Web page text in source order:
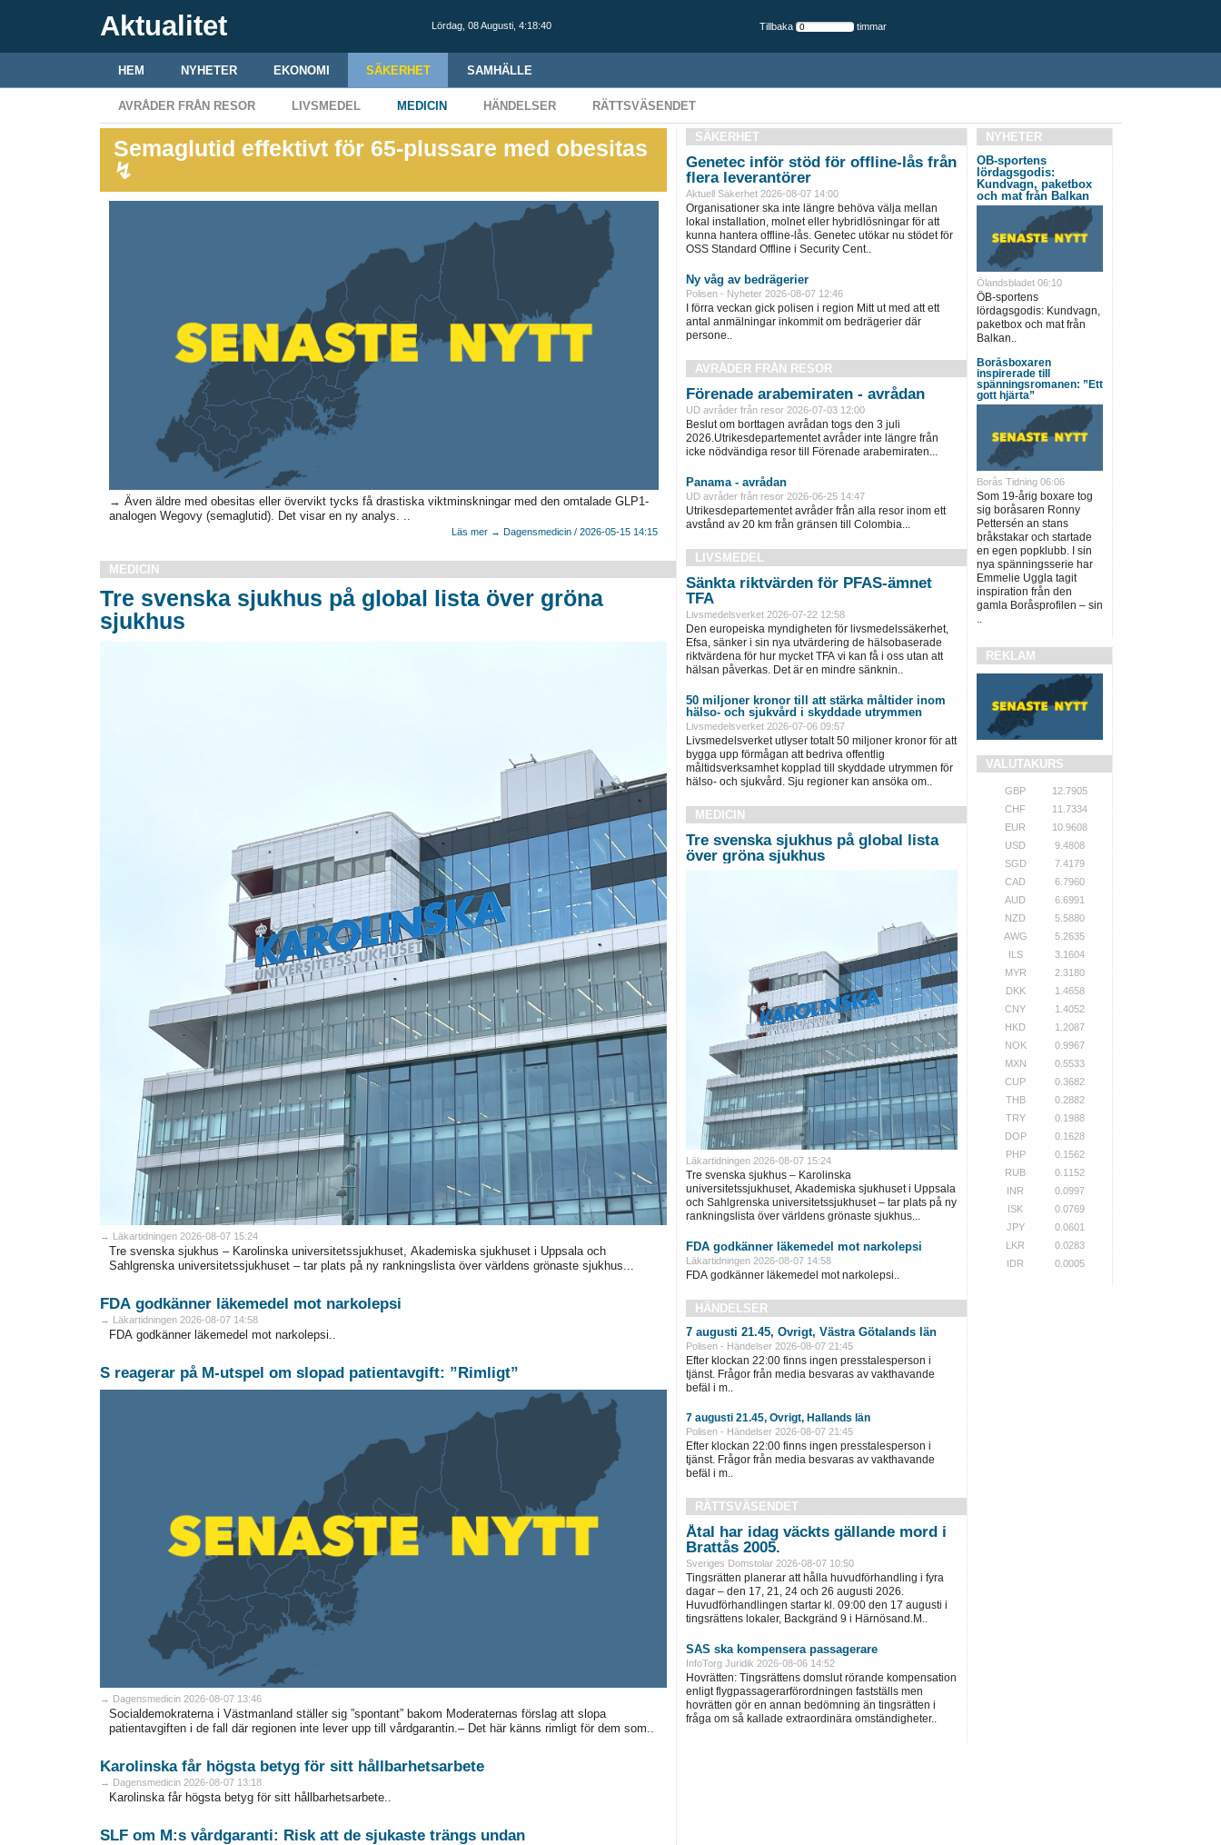
Aktualitet Lördag, 08 Augusti, 4:18:41 Tillbaka timmar
HEM NYHETER EKONOMI SÄKERHET SAMHÄLLE
AVRÅDER FRÅN RESOR LIVSMEDEL MEDICIN HÄNDELSER RÄTTSVÄSENDET
Semaglutid effektivt för 65-plussare med obesitas
↯
→ Även äldre med obesitas eller övervikt tycks få drastiska viktminskningar med den omtalade GLP1-
analogen Wegovy (semaglutid). Det visar en ny analys. ..
Läs mer → Dagensmedicin / 2026-05-15 14:15
MEDICIN
Tre svenska sjukhus på global lista över gröna
sjukhus
→ Läkartidningen 2026-08-07 15:24
Tre svenska sjukhus – Karolinska universitetssjukhuset, Akademiska sjukhuset i Uppsala och
Sahlgrenska universitetssjukhuset – tar plats på ny rankningslista över världens grönaste sjukhus...
FDA godkänner läkemedel mot narkolepsi
→ Läkartidningen 2026-08-07 14:58
FDA godkänner läkemedel mot narkolepsi..
S reagerar på M-utspel om slopad patientavgift: ”Rimligt”
→ Dagensmedicin 2026-08-07 13:46
Socialdemokraterna i Västmanland ställer sig ”spontant” bakom Moderaternas förslag att slopa
patientavgiften i de fall där regionen inte lever upp till vårdgarantin.– Det här känns rimligt för dem som..
Karolinska får högsta betyg för sitt hållbarhetsarbete
→ Dagensmedicin 2026-08-07 13:18
Karolinska får högsta betyg för sitt hållbarhetsarbete..
SLF om M:s vårdgaranti: Risk att de sjukaste trängs undan
SÄKERHET
Genetec inför stöd för offline-lås från
flera leverantörer
Aktuell Säkerhet 2026-08-07 14:00
Organisationer ska inte längre behöva välja mellan
lokal installation, molnet eller hybridlösningar för att
kunna hantera offline-lås. Genetec utökar nu stödet för
OSS Standard Offline i Security Cent..
Ny våg av bedrägerier
Polisen - Nyheter 2026-08-07 12:46
I förra veckan gick polisen i region Mitt ut med att ett
antal anmälningar inkommit om bedrägerier där
persone..
AVRÅDER FRÅN RESOR
Förenade arabemiraten - avrådan
UD avråder från resor 2026-07-03 12:00
Beslut om borttagen avrådan togs den 3 juli
2026.Utrikesdepartementet avråder inte längre från
icke nödvändiga resor till Förenade arabemiraten...
Panama - avrådan
UD avråder från resor 2026-06-25 14:47
Utrikesdepartementet avråder från alla resor inom ett
avstånd av 20 km från gränsen till Colombia...
LIVSMEDEL
Sänkta riktvärden för PFAS-ämnet
TFA
Livsmedelsverket 2026-07-22 12:58
Den europeiska myndigheten för livsmedelssäkerhet,
Efsa, sänker i sin nya utvärdering de hälsobaserade
riktvärdena för hur mycket TFA vi kan få i oss utan att
hälsan påverkas. Det är en mindre sänknin..
50 miljoner kronor till att stärka måltider inom
hälso- och sjukvård i skyddade utrymmen
Livsmedelsverket 2026-07-06 09:57
Livsmedelsverket utlyser totalt 50 miljoner kronor för att
bygga upp förmågan att bedriva offentlig
måltidsverksamhet kopplad till skyddade utrymmen för
hälso- och sjukvård. Sju regioner kan ansöka om..
MEDICIN
Tre svenska sjukhus på global lista
över gröna sjukhus
Läkartidningen 2026-08-07 15:24
Tre svenska sjukhus – Karolinska
universitetssjukhuset, Akademiska sjukhuset i Uppsala
och Sahlgrenska universitetssjukhuset – tar plats på ny
rankningslista över världens grönaste sjukhus...
FDA godkänner läkemedel mot narkolepsi
Läkartidningen 2026-08-07 14:58
FDA godkänner läkemedel mot narkolepsi..
HÄNDELSER
7 augusti 21.45, Övrigt, Västra Götalands län
Polisen - Händelser 2026-08-07 21:45
Efter klockan 22:00 finns ingen presstalesperson i
tjänst. Frågor från media besvaras av vakthavande
befäl i m..
7 augusti 21.45, Övrigt, Hallands län
Polisen - Händelser 2026-08-07 21:45
Efter klockan 22:00 finns ingen presstalesperson i
tjänst. Frågor från media besvaras av vakthavande
befäl i m..
RÄTTSVÄSENDET
Åtal har idag väckts gällande mord i
Brattås 2005.
Sveriges Domstolar 2026-08-07 10:50
Tingsrätten planerar att hålla huvudförhandling i fyra
dagar – den 17, 21, 24 och 26 augusti 2026.
Huvudförhandlingen startar kl. 09:00 den 17 augusti i
tingsrättens lokaler, Backgränd 9 i Härnösand.M..
SAS ska kompensera passagerare
InfoTorg Juridik 2026-08-06 14:52
Hovrätten: Tingsrättens domslut rörande kompensation
enligt flygpassagerarförordningen fastställs men
hovrätten gör en annan bedömning än tingsrätten i
fråga om så kallade extraordinära omständigheter..
NYHETER
ÖB-sportens
lördagsgodis:
Kundvagn, paketbox
och mat från Balkan
Ölandsbladet 06:10
ÖB-sportens
lördagsgodis: Kundvagn,
paketbox och mat från
Balkan..
Boråsboxaren
inspirerade till
spänningsromanen: ”Ett
gott hjärta”
Borås Tidning 06:06
Som 19-årig boxare tog
sig boråsaren Ronny
Pettersén an stans
bråkstakar och startade
en egen popklubb. I sin
nya spänningsserie har
Emmelie Uggla tagit
inspiration från den
gamla Boråsprofilen – sin
..
REKLAM
VALUTAKURS
GBP
12.7905
CHF
11.7334
EUR
10.9608
USD
9.4808
SGD
7.4179
CAD
6.7960
AUD
6.6991
NZD
5.5880
AWG
5.2635
ILS
3.1604
MYR
2.3180
DKK
1.4658
CNY
1.4052
HKD
1.2087
NOK
0.9967
MXN
0.5533
CUP
0.3682
THB
0.2882
TRY
0.1988
DOP
0.1628
PHP
0.1562
RUB
0.1152
INR
0.0997
ISK
0.0769
JPY
0.0601
LKR
0.0283
IDR
0.0005